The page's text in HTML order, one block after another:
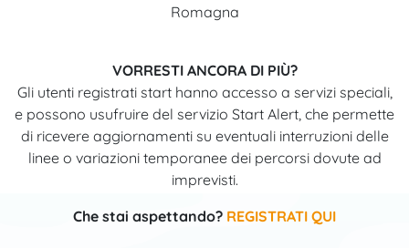
Romagna
VORRESTI ANCORA DI PIÙ?
Gli utenti registrati start hanno accesso a servizi speciali,
e possono usufruire del servizio Start Alert, che permette
di ricevere aggiornamenti su eventuali interruzioni delle
linee o variazioni temporanee dei percorsi dovute ad
imprevisti.
Che stai aspettando? REGISTRATI QUI